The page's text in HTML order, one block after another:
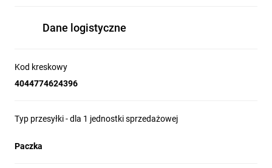
Dane logistyczne
Kod kreskowy
4044774624396
Typ przesyłki - dla 1 jednostki sprzedażowej
Paczka